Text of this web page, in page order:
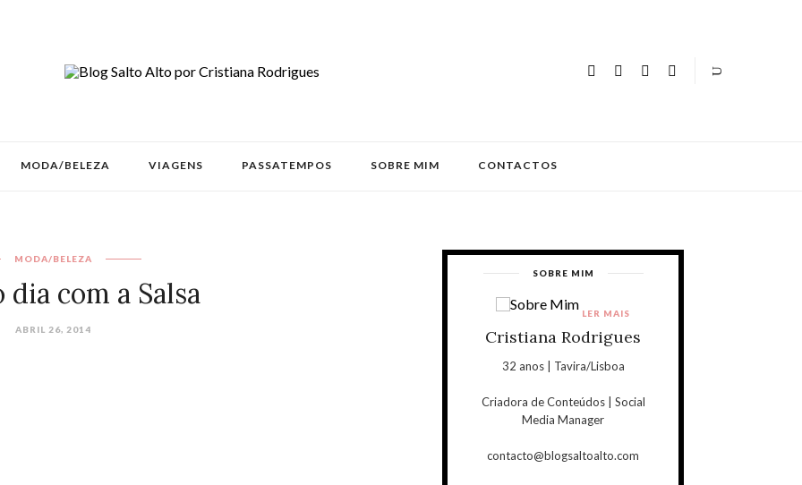
MODA/BELEZA VIAGENS PASSATEMPOS SOBRE MIM CONTACTOS
MODA/BELEZA
dia com a Salsa
ABRIL 26, 2014
SOBRE MIM
Cristiana Rodrigues
32 anos | Tavira/Lisboa
Criadora de Conteúdos | Social
Media Manager
contacto@blogsaltoalto.com
LER MAIS